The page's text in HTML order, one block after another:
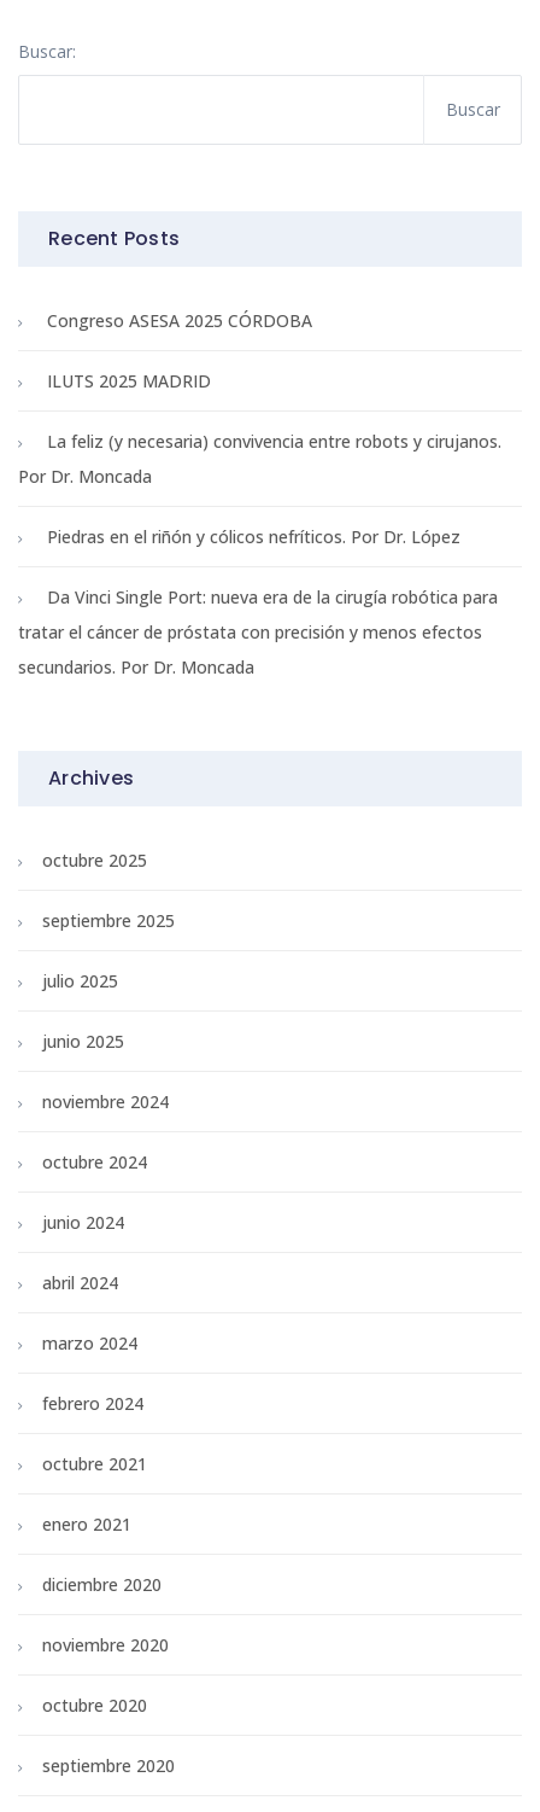
Buscar:
Recent Posts
Congreso ASESA 2025 CÓRDOBA
ILUTS 2025 MADRID
La feliz (y necesaria) convivencia entre robots y cirujanos.
Por Dr. Moncada
Piedras en el riñón y cólicos nefríticos. Por Dr. López
Da Vinci Single Port: nueva era de la cirugía robótica para
tratar el cáncer de próstata con precisión y menos efectos
secundarios. Por Dr. Moncada
Archives
octubre 2025
septiembre 2025
julio 2025
junio 2025
noviembre 2024
octubre 2024
junio 2024
abril 2024
marzo 2024
febrero 2024
octubre 2021
enero 2021
diciembre 2020
noviembre 2020
octubre 2020
septiembre 2020